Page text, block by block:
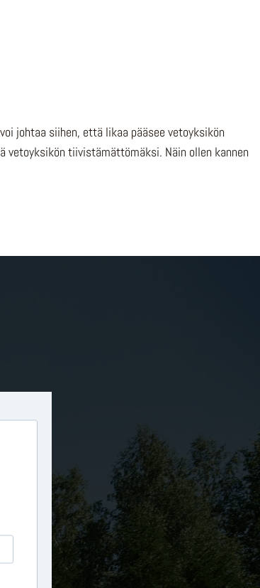
johtaa siihen, että likaa pääsee vetoyksikön
vetoyksikön tiivistämättömäksi. Näin ollen kannen